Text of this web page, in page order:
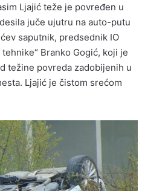
Ljajić teže je povređen u
juče ujutru na auto-putu
saputnik, predsednik IO
Branko Gogić, koji je
težine povreda zadobijenih u
Ljajić je čistom srećom